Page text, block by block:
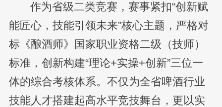
作为省级二类竞赛，赛事紧扣“创新赋
能匠心，技能引领未来”核心主题，严格对
标《酿酒师》国家职业资格二级（技师）
标准，创新构建“理论+实操+创新”三位一
体的综合考核体系。不仅为全省啤酒行业
技能人才搭建起高水平竞技舞台，更以实